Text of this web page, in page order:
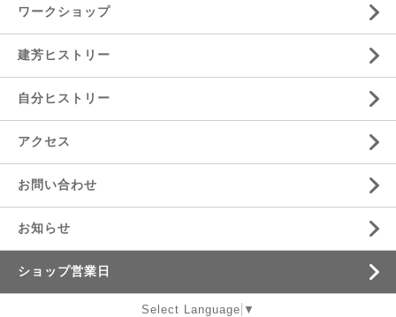
ワークショップ
建芳ヒストリー
自分ヒストリー
アクセス
お問い合わせ
お知らせ
ショップ営業日
Select Language ▼